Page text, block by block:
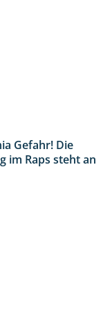
1:12
Gefahr! Die
im Raps steht an